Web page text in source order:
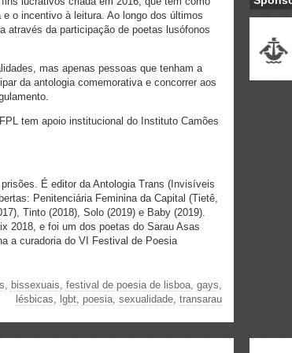
o incentivo à leitura. Ao longo dos últimos
através da participação de poetas lusófonos
mas apenas pessoas que tenham a
da antologia comemorativa e concorrer aos
tem apoio institucional do Instituto Camões
É editor da Antologia Trans (Invisíveis
Penitenciária Feminina da Capital (Tietê,
Tinto (2018), Solo (2019) e Baby (2019).
2018, e foi um dos poetas do Sarau Asas
a curadoria do VI Festival de Poesia
, bissexuais, festival de poesia de lisboa, gays,
lésbicas, lgbt, poesia, sexualidade, transarau